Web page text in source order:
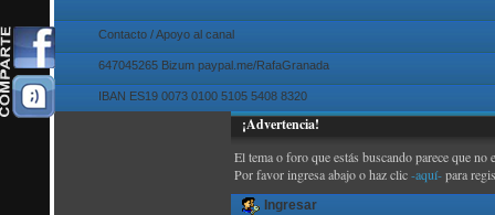
Contacto / Apoyo al canal
647045265 Bizum paypal.me/RafaGranada
IBAN ES19 0073 0100 5105 5408 8320
¡Advertencia!
El tema o foro que estás buscando parece que
Por favor ingresa abajo o haz clic-aquí-para
Ingresar